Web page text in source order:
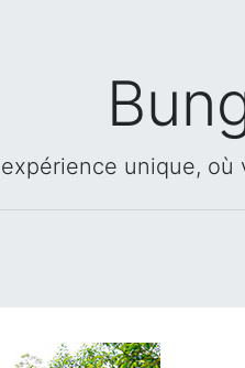
unique, où